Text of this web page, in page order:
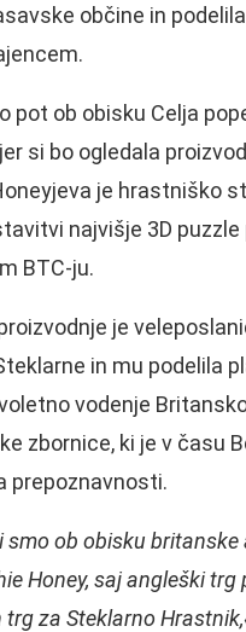
občine in podelila
pot ob obisku Celja
si bo ogledala
je hrastniško
najvišje 3D puzzle
BTC-ju.
je
in mu podelila
vodenje
zbornice, ki je v času
prepoznavnosti.
smo ob obisku
Honey, saj angleški trg
trg za Steklarno